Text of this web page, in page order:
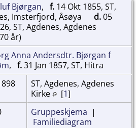
Bjørgan, f. 14 Okt 1855, ST,
Imsterfjord, Åsøya
d.05
ST, Agdenes, Agdenes
år)
Anna Andersdtr. Bjørgan f
, f.31 Jan 1857, ST, Hitra
ST, Agdenes, Agdenes
Kirke
[1]
Gruppeskjema |
Familiediagram